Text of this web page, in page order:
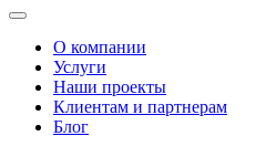
О компании
Услуги
Наши проекты
Клиентам и партнерам
Блог